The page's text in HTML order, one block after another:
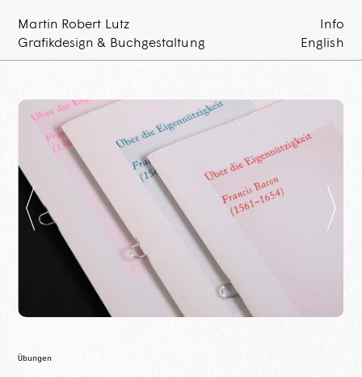
Martin Robert Lutz
Grafikdesign & Buchgestaltung
Info
English
Übungen